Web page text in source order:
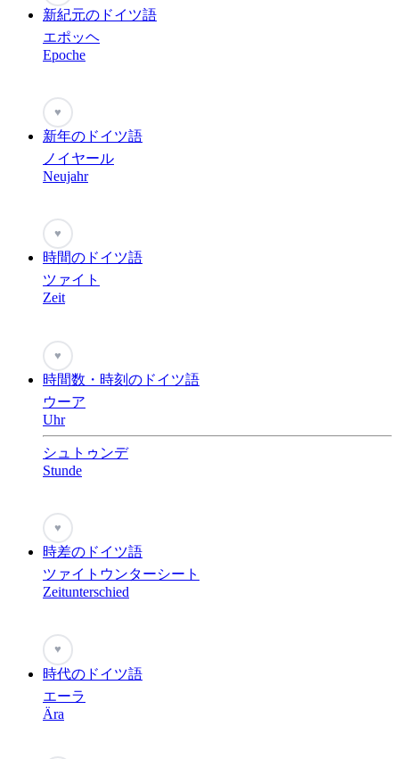
新紀元のドイツ語
エポッヘ
Epoche
♥
新年のドイツ語
ノイヤール
Neujahr
♥
時間のドイツ語
ツァイト
Zeit
♥
時間数・時刻のドイツ語
ウーア
Uhr
シュトゥンデ
Stunde
♥
時差のドイツ語
ツァイトウンターシート
Zeitunterschied
♥
時代のドイツ語
エーラ
Ära